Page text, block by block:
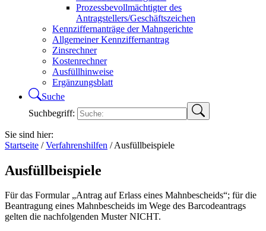
Prozessbevollmächtigter des
Antragstellers/Geschäftszeichen
Kennziffernanträge der Mahngerichte
Allgemeiner Kennziffernantrag
Zinsrechner
Kostenrechner
Ausfüllhinweise
Ergänzungsblatt
Suche
Suchbegriff:
Sie sind hier:
Startseite /Verfahrenshilfen /Ausfüllbeispiele
Ausfüllbeispiele
Für das Formular „Antrag auf Erlass eines Mahnbescheids“; für die
Beantragung eines Mahnbescheids im Wege des Barcodeantrags
gelten die nachfolgenden Muster NICHT.